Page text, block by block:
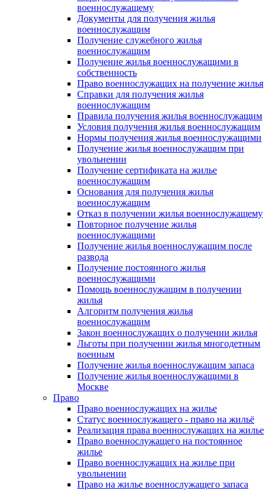
военнослужащему
Документы для получения жилья
военнослужащим
Получение служебного жилья
военнослужащим
Получение жилья военнослужащими в
собственность
Право военнослужащих на получение жилья
Справки для получения жилья
военнослужащим
Правила получения жилья военнослужащим
Условия получения жилья военнослужащим
Нормы получения жилья военнослужащими
Получение жилья военнослужащим при
увольнении
Получение сертификата на жилье
военнослужащим
Основания для получения жилья
военнослужащим
Отказ в получении жилья военнослужащему
Повторное получение жилья
военнослужащими
Получение жилья военнослужащим после
развода
Получение постоянного жилья
военнослужащими
Помощь военнослужащим в получении
жилья
Алгоритм получения жилья
военнослужащим
Закон военнослужащих о получении жилья
Льготы при получении жилья многодетным
военным
Получение жилья военнослужащим запаса
Получение жилья военнослужащими в
Москве
Право
Право военнослужащих на жилье
Статус военнослужащего - право на жильё
Реализация права военнослужащих на жилье
Право военнослужащего на постоянное
жилье
Право военнослужащих на жилье при
увольнении
Право на жилье военнослужащего запаса